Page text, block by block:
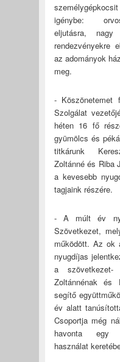
igénybe:
eljutásra, nagy
rendezvényekre
az adományok
meg.
- Köszönetemet
Szolgálat
héten 16 fő
gyümölcs és
titkárunk
Zoltánné és Riba
a kevesebb
tagjaink részére.
- A múlt év
Szövetkezet,
működött. Az ok
nyugdíjas
a szövetkezet-
Zoltánnénak és
segítő
év alatt
Csoportja még
havonta egy
használat